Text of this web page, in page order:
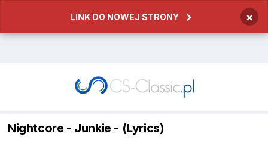
LINK DO NOWEJ STRONY ×
Nightcore - Junkie - (Lyrics)